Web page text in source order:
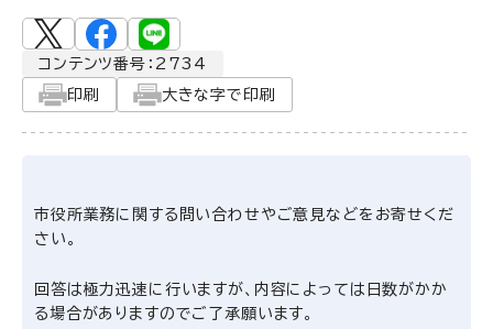
コンテンツ番号：2734
印刷
大きな字で印刷
市役所業務に関する問い合わせやご意見などをお寄せくだ
さい。
回答は極力迅速に行いますが、内容によっては日数がかか
る場合がありますのでご了承願います。